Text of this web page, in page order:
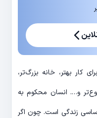
کار بهتر، خانه بزرگ‌تر،
و…. انسان محکوم به
زندگی است. چون اگر